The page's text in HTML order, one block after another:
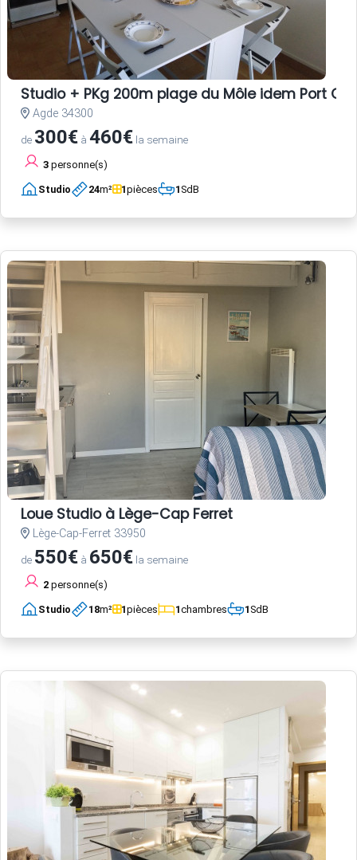
Studio + PKg 200m plage du Môle idem Port
Agde 34300
de 300€ à 460€ la semaine
3 personne(s)
Studio 24m² 1pièces 1SdB
Loue Studio à Lège-Cap Ferret
Lège-Cap-Ferret 33950
de 550€ à 650€ la semaine
2 personne(s)
Studio 18m² 1pièces 1chambres 1SdB